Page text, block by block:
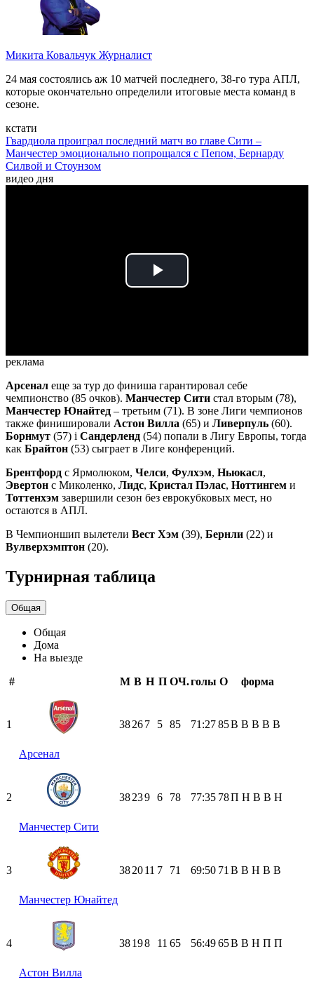
Микита Ковальчук Журналист
24 мая состоялись аж 10 матчей последнего, 38-го тура АПЛ,
которые окончательно определили итоговые места команд в
сезоне.
кстати
Гвардиола проиграл последний матч во главе Сити –
Манчестер эмоционально попрощался с Пепом, Бернарду
Силвой и Стоунзом
видео дня
Play
реклама
Арсенал еще за тур до финиша гарантировал себе
чемпионство (85 очков). Манчестер Сити стал вторым (78),
Манчестер Юнайтед – третьим (71). В зоне Лиги чемпионов
также финишировали Астон Вилла (65) и Ливерпуль (60).
Борнмут (57) і Сандерленд (54) попали в Лигу Европы, тогда
как Брайтон (53) сыграет в Лиге конференций.
Брентфорд с Ярмолюком, Челси, Фулхэм, Ньюкасл,
Эвертон с Миколенко, Лидс, Кристал Пэлас, Ноттингем и
Тоттенхэм завершили сезон без еврокубковых мест, но
остаются в АПЛ.
В Чемпионшип вылетели Вест Хэм (39), Бернли (22) и
Вулверхэмптон (20).
Турнирная таблица
Общая
Общая
Дома
На выезде
#
М В Н П ОЧ.голы О форма
1
Арсенал
38267 5 85 71:2785В В В В В
2
Манчестер Сити
38239 6 78 77:35 78П Н В В Н
3
Манчестер Юнайтед
382011 7 71 69:50 71 В В Н В В
4
Астон Вилла
38198 11 65 56:4965В В Н П П